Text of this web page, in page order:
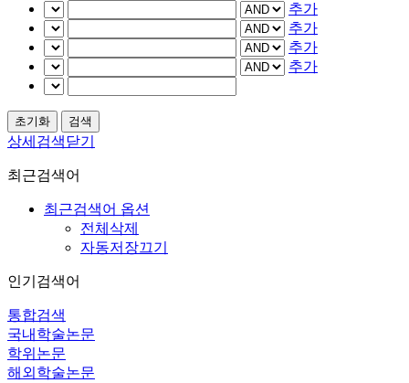
추가
추가
추가
추가
상세검색닫기
최근검색어
최근검색어 옵션
전체삭제
자동저장끄기
인기검색어
통합검색
국내학술논문
학위논문
해외학술논문